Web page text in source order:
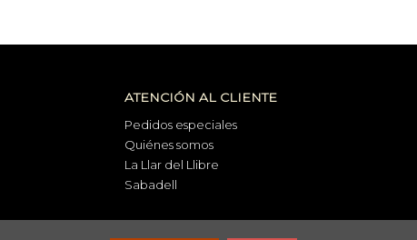
ATENCIÓN AL CLIENTE
Pedidos especiales
Quiénes somos
La Llar del Llibre
Sabadell